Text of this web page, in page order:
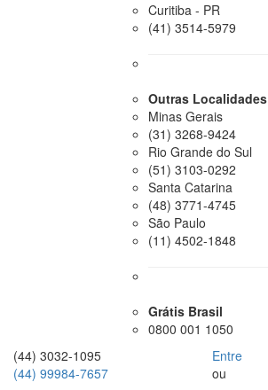
Curitiba - PR
(41) 3514-5979
Outras Localidades
Minas Gerais
(31) 3268-9424
Rio Grande do Sul
(51) 3103-0292
Santa Catarina
(48) 3771-4745
São Paulo
(11) 4502-1848
Grátis Brasil
0800 001 1050
(44) 3032-1095
(44) 99984-7657
Entre
ou